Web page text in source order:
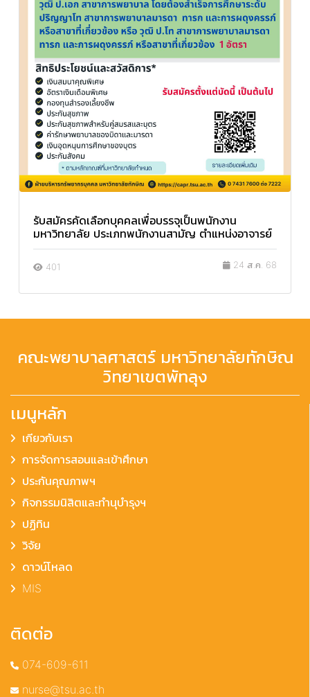
รับสมัครคัดเลือกบุคคลเพื่อบรรจุเป็นพนักงาน
มหาวิทยาลัย ประเภทพนักงานสามัญ ตำแหน่งอาจารย์
401 24 ส.ค. 68
คณะพยาบาลศาสตร์ มหาวิทยาลัยทักษิณ
วิทยาเขตพัทลุง
เมนูหลัก
เกียวกับเรา
การจัดการสอนและเข้าศึกษา
ประกันคุณภาพฯ
กิจกรรมนิสิตและทำนุบำรุงฯ
ปฏิทิน
วิจัย
ดาวน์โหลด
MIS
ติดต่อ
074-609-611
nurse@tsu.ac.th